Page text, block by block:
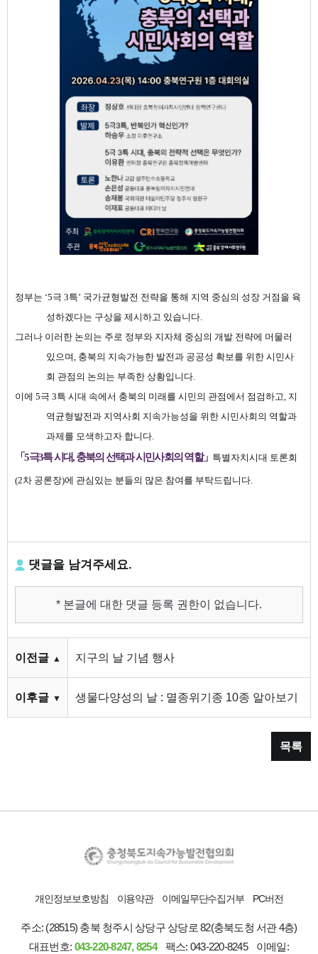
정부는 ‘5극 3특’ 국가균형발전 전략을 통해 지역 중심의 성장 거점을 육
성하겠다는 구상을 제시하고 있습니다.
그러나 이러한 논의는 주로 정부와 지자체 중심의 개발 전략에 머물러
있으며 충북의 지속가능한 발전과 공공성 확보를 위한 시민사
회 관점의 논의는 부족한 상황입니다.
이에 5극 3특 시대 속에서 충북의 미래를 시민의 관점에서 점검하고 지
역균형발전과 지역사회 지속가능성을 위한 시민사회의 역할과
과제를 모색하고자 합니다.
「5극3특 시대,충북의 선택과 시민사회의 역할」 특별자치시대 토론회
(2차 공론장)에 관심있는 분들의 많은 참여를 부탁드립니다.
댓글을 남겨주세요.
* 본글에 대한 댓글 등록 권한이 없습니다.
이전글 ▲ 지구의 날 기념 행사
이후글 ▼ 생물다양성의 날 : 멸종위기종 10종 알아보기
목록
개인정보보호방침 이용약관 이메일무단수집거부 PC버전
주소: (28515) 충북 청주시 상당구 상당로 82(충북도청 서관 4층)
대표번호: 043-220-8247, 8254 팩스: 043-220-8245 이메일: